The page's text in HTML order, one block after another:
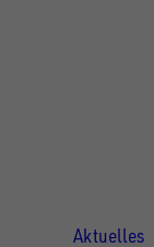
Aktuelles